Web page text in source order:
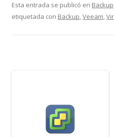
Esta entrada se publicó en Backup
etiquetada con Backup,Veeam,